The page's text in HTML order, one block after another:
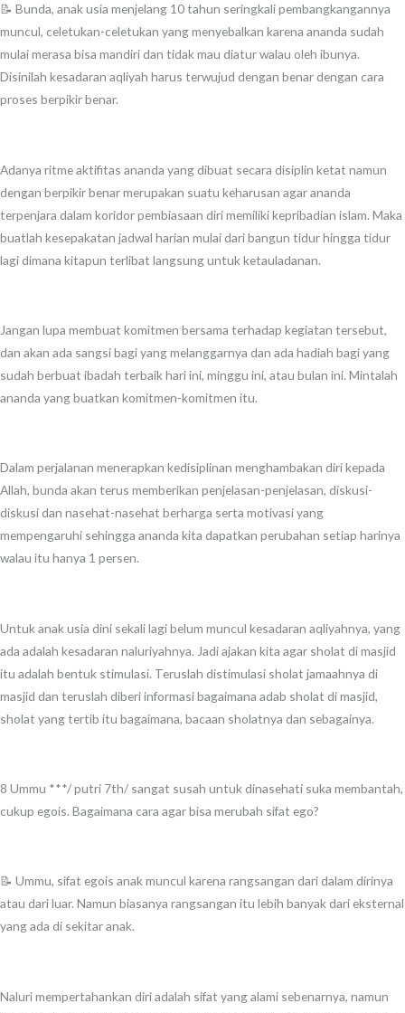
📝 Bunda, anak usia menjelang 10 tahun seringkali pembangkangannya
muncul, celetukan-celetukan yang menyebalkan karena ananda sudah
mulai merasa bisa mandiri dan tidak mau diatur walau oleh ibunya.
Disinilah kesadaran aqliyah harus terwujud dengan benar dengan cara
proses berpikir benar.
Adanya ritme aktifitas ananda yang dibuat secara disiplin ketat namun
dengan berpikir benar merupakan suatu keharusan agar ananda
terpenjara dalam koridor pembiasaan diri memiliki kepribadian islam. Maka
buatlah kesepakatan jadwal harian mulai dari bangun tidur hingga tidur
lagi dimana kitapun terlibat langsung untuk ketauladanan.
Jangan lupa membuat komitmen bersama terhadap kegiatan tersebut,
dan akan ada sangsi bagi yang melanggarnya dan ada hadiah bagi yang
sudah berbuat ibadah terbaik hari ini, minggu ini, atau bulan ini. Mintalah
ananda yang buatkan komitmen-komitmen itu.
Dalam perjalanan menerapkan kedisiplinan menghambakan diri kepada
Allah, bunda akan terus memberikan penjelasan-penjelasan, diskusi-
diskusi dan nasehat-nasehat berharga serta motivasi yang
mempengaruhi sehingga ananda kita dapatkan perubahan setiap harinya
walau itu hanya 1 persen.
Untuk anak usia dini sekali lagi belum muncul kesadaran aqliyahnya, yang
ada adalah kesadaran naluriyahnya. Jadi ajakan kita agar sholat di masjid
itu adalah bentuk stimulasi. Teruslah distimulasi sholat jamaahnya di
masjid dan teruslah diberi informasi bagaimana adab sholat di masjid,
sholat yang tertib itu bagaimana, bacaan sholatnya dan sebagainya.
8 Ummu ***/ putri 7th/ sangat susah untuk dinasehati suka membantah,
cukup egois. Bagaimana cara agar bisa merubah sifat ego?
📝 Ummu, sifat egois anak muncul karena rangsangan dari dalam dirinya
atau dari luar. Namun biasanya rangsangan itu lebih banyak dari eksternal
yang ada di sekitar anak.
Naluri mempertahankan diri adalah sifat yang alami sebenarnya, namun